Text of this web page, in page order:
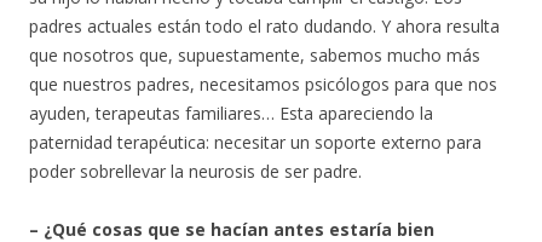
padres actuales están todo el rato dudando. Y ahora resulta
que nosotros que, supuestamente, sabemos mucho más
que nuestros padres, necesitamos psicólogos para que nos
ayuden, terapeutas familiares… Esta apareciendo la
paternidad terapéutica: necesitar un soporte externo para
poder sobrellevar la neurosis de ser padre.
– ¿Qué cosas que se hacían antes estaría bien